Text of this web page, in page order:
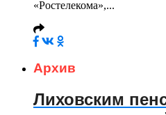
«Ростелекома»,...
Архив
Лиховским